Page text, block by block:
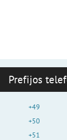
Prefijos
+49
+50
+51